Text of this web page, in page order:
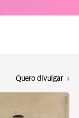
Quero divulgar